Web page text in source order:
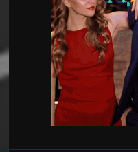
Рајндерс е
преоден рок
Феликс Нмеча
Гимараеш во